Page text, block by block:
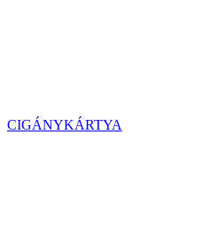
CIGÁNYKÁRTYA